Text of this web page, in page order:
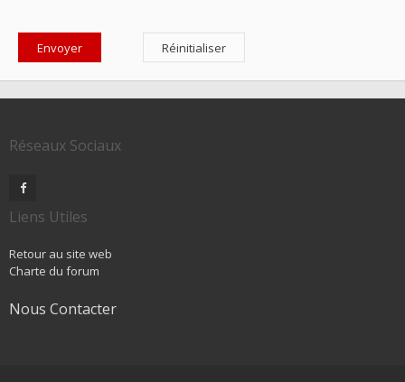
Réseaux Sociaux
Liens Utiles
Retour au site web
Charte du forum
Nous Contacter